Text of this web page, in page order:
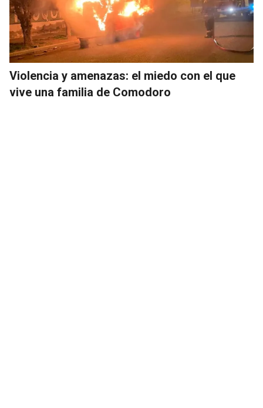
Violencia y amenazas: el miedo con el que
vive una familia de Comodoro